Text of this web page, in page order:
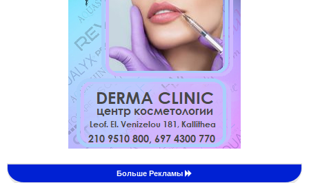
Больше Рекламы